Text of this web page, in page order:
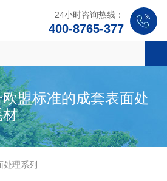
24小时咨询热线：
400-8765-377
盟标准的成套表面处
材
处理系列